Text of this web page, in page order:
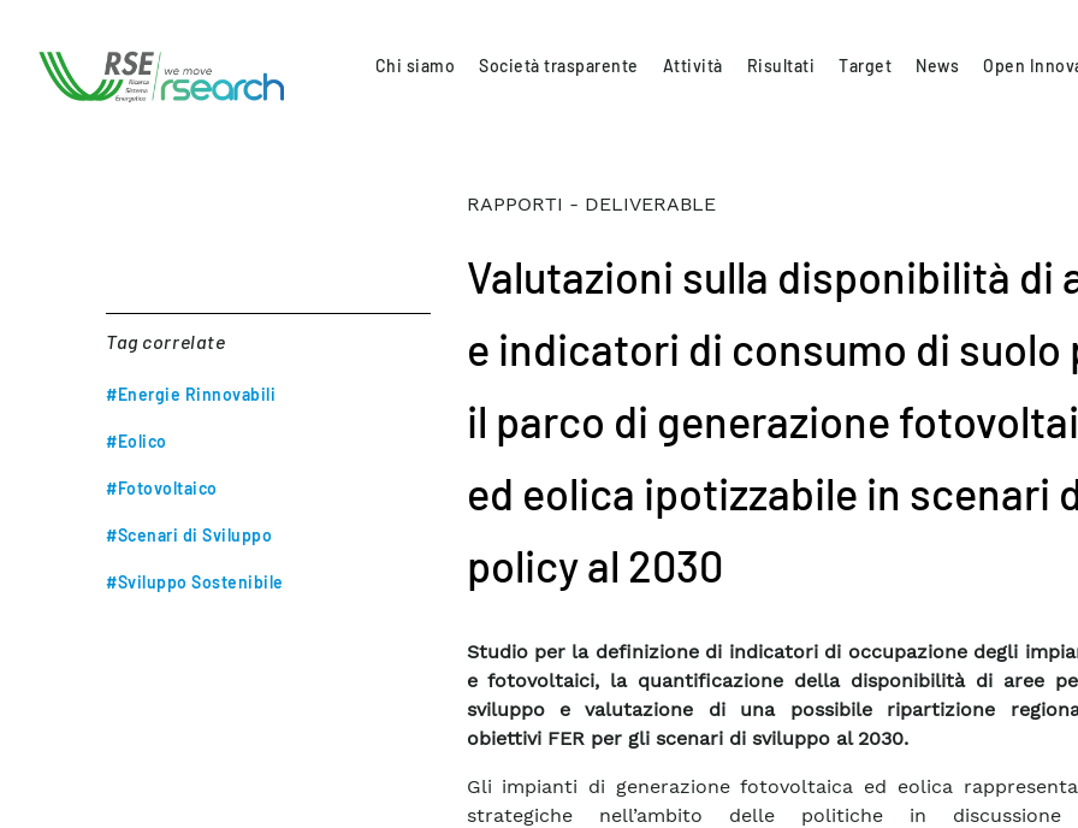
Chi siamo Società trasparente Attività Risultati Target News Open
Tag correlate
#Energie Rinnovabili
#Eolico
#Fotovoltaico
#Scenari di Sviluppo
#Sviluppo Sostenibile
RAPPORTI - DELIVERABLE
Valutazioni sulla disponibilità di
e indicatori di consumo di suolo
il parco di generazione
ed eolica ipotizzabile in scenari
policy al 2030
Studio per la definizione di indicatori di occupazione degli
e fotovoltaici, la quantificazione della disponibilità di aree
sviluppo e valutazione di una possibile ripartizione
obiettivi FER per gli scenari di sviluppo al 2030.
Gli impianti di generazione fotovoltaica ed eolica
strategiche nell’ambito delle politiche in